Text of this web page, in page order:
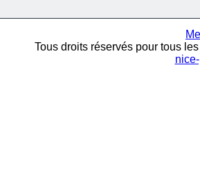
Tous droits réservés pour tous